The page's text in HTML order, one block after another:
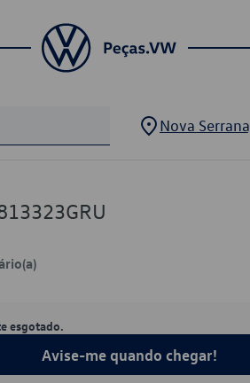
Nova Serrana
esgotado.
Avise-me quando chegar!